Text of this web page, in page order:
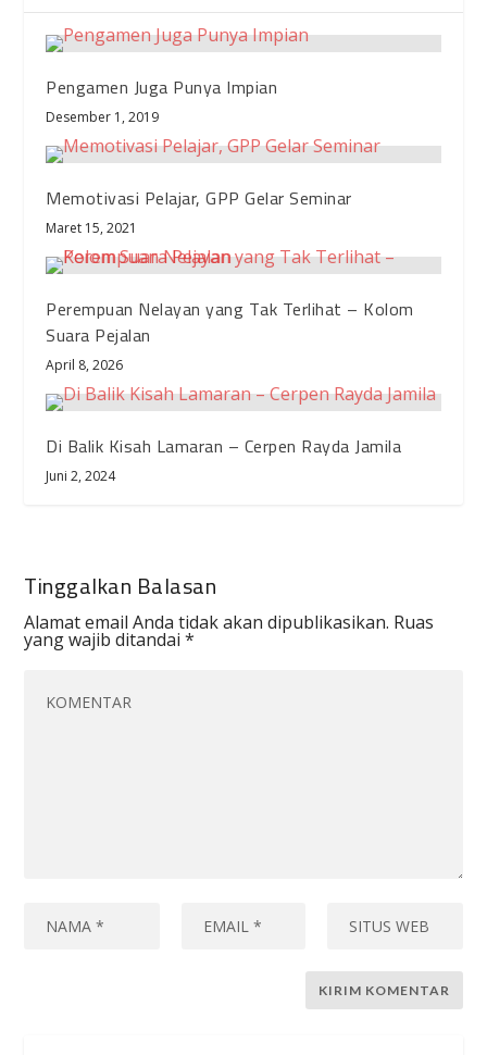
Pengamen Juga Punya Impian
Desember 1, 2019
Memotivasi Pelajar, GPP Gelar Seminar
Maret 15, 2021
Perempuan Nelayan yang Tak Terlihat – Kolom
Suara Pejalan
April 8, 2026
Di Balik Kisah Lamaran – Cerpen Rayda Jamila
Juni 2, 2024
Tinggalkan Balasan
Alamat email Anda tidak akan dipublikasikan. Ruas
yang wajib ditandai*